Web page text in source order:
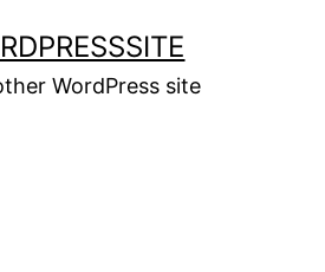
WordPress site